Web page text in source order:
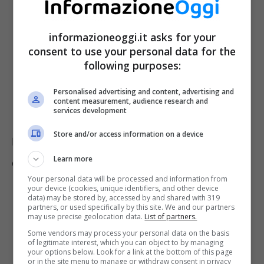
Ecco il
dicembre 2022:
1° dicembre (giovedì): cognome con
iniziali da A a B;
2 dicembre (venerdì): cognome con
informazioneoggi.it asks for your
consent to use your personal data for the
following purposes:
Personalised advertising and content, advertising and
content measurement, audience research and
services development
Store and/or access information on a device
Learn more
Your personal data will be processed and information from
your device (cookies, unique identifiers, and other device
data) may be stored by, accessed by and shared with 319
partners, or used specifically by this site. We and our partners
may use precise geolocation data. List of partners.
Some vendors may process your personal data on the basis
of legitimate interest, which you can object to by managing
your options below. Look for a link at the bottom of this page
or in the site menu to manage or withdraw consent in privacy